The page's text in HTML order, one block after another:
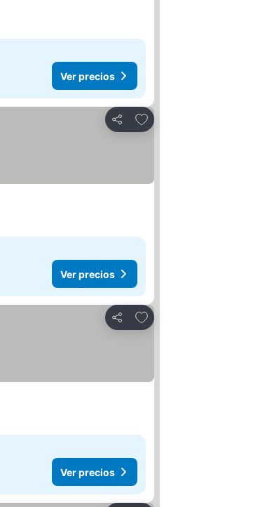
Ver precios
Compartir
Agregar a favoritos
Ver precios
Compartir
Agregar a favoritos
Ver precios